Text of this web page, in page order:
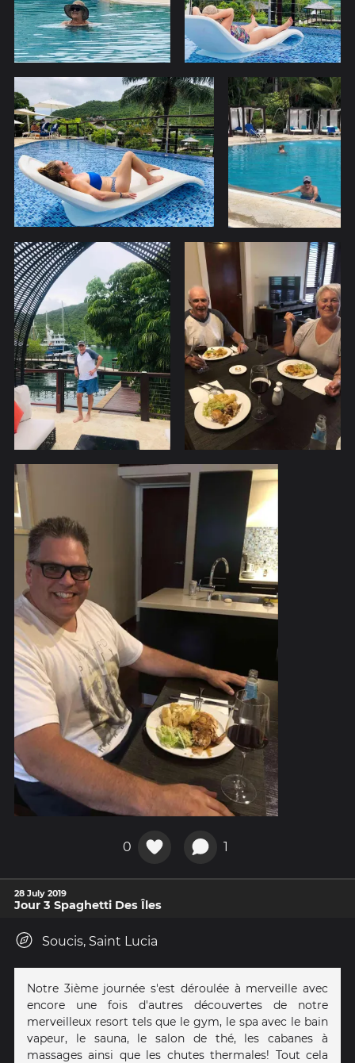
0 1
28 July 2019
Jour 3 Spaghetti Des Îles
Soucis, Saint Lucia
Notre 3ième journée s'est déroulée à merveille avec
encore une fois d'autres découvertes de notre
merveilleux resort tels que le gym, le spa avec le bain
vapeur, le sauna, le salon de thé, les cabanes à
massages ainsi que les chutes thermales! Tout cela